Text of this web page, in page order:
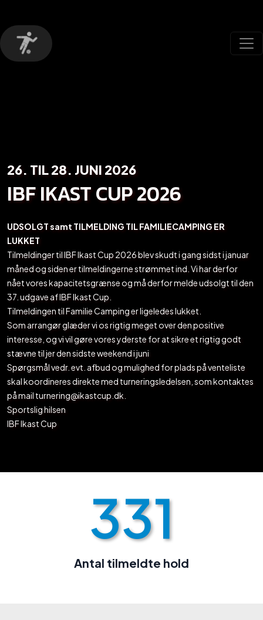
26. TIL 28. JUNI 2026
IBF IKAST CUP 2026
UDSOLGT samt TILMELDING TIL FAMILIECAMPING ER
LUKKET
Tilmeldinger til IBF Ikast Cup 2026 blev skudt i gang sidst i januar
måned og siden er tilmeldingerne strømmet ind. Vi har derfor
nået vores kapacitetsgrænse og må derfor melde udsolgt til den
37. udgave af IBF Ikast Cup.
Tilmeldingen til Familie Camping er ligeledes lukket.
Som arrangør glæder vi os rigtig meget over den positive
interesse, og vi vil gøre vores yderste for at sikre et rigtig godt
stævne til jer den sidste weekend i juni
Spørgsmål vedr. evt. afbud og mulighed for plads på venteliste
skal koordineres direkte med turneringsledelsen, som kontaktes
på mail turnering@ikastcup.dk.
Sportslig hilsen
IBF Ikast Cup
331
Antal tilmeldte hold